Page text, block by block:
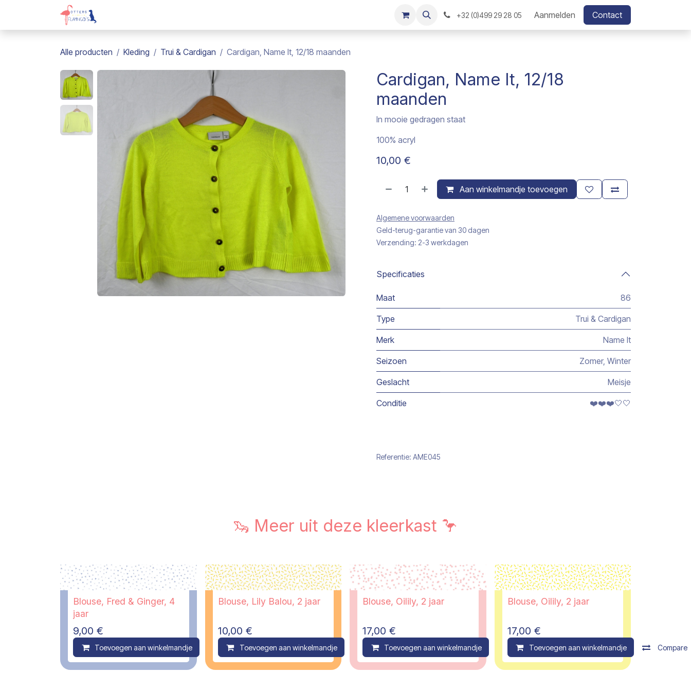
Overslaan naar inhoud
+32 (0)499 29 28 05 Aanmelden Contact
Alle producten Kleding Trui & Cardigan Cardigan, Name It, 12/18 maanden
Cardigan, Name It, 12/18
maanden
In mooie gedragen staat
100% acryl
10,00 €
Aan winkelmandje toevoegen
Algemene voorwaarden
Geld-terug-garantie van 30 dagen
Verzending: 2-3 werkdagen
Specificaties
Maat 86
Type Trui & Cardigan
Merk Name It
Seizoen Zomer, Winter
Geslacht Meisje
Conditie ❤️❤️❤️🤍🤍
Referentie: AME045
🦦 Meer uit deze kleerkast 🦩
Blouse, Fred & Ginger, 4
jaar
9,00 €
Toevoegen aan winkelmandje Compare
Blouse, Lily Balou, 2 jaar
10,00 €
Toevoegen aan winkelmandje Compare
Blouse, Oilily, 2 jaar
17,00 €
Toevoegen aan winkelmandje Compare
Blouse, Oilily, 2 jaar
17,00 €
Toevoegen aan winkelmandje Compare